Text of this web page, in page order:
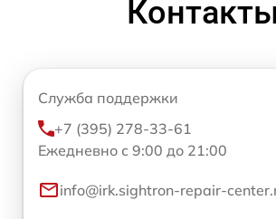
Контакты
Служба поддержки
+7 (395) 278-33-61
Ежедневно с 9:00 до 21:00
info@irk.sightron-repair-